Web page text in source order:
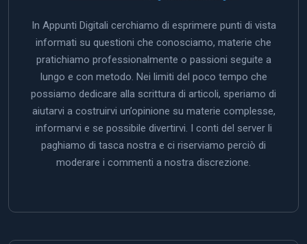
In Appunti Digitali cerchiamo di esprimere punti di vista
informati su questioni che conosciamo, materie che
pratichiamo professionalmente o passioni seguite a
lungo e con metodo. Nei limiti del poco tempo che
possiamo dedicare alla scrittura di articoli, speriamo di
aiutarvi a costruirvi un’opinione su materie complesse,
informarvi e se possibile divertirvi. I conti del server li
paghiamo di tasca nostra e ci riserviamo perciò di
moderare i commenti a nostra discrezione.